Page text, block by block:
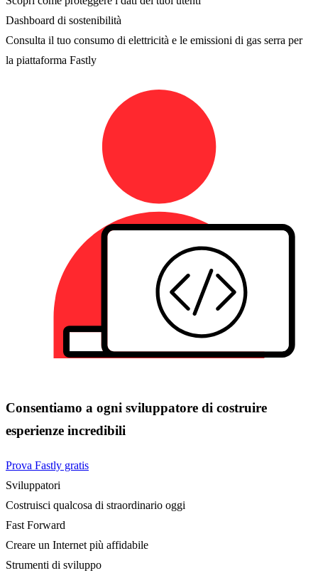
Dashboard di sostenibilità
Consulta il tuo consumo di elettricità e le emissioni di gas serra per
la piattaforma Fastly
Consentiamo a ogni sviluppatore di costruire
esperienze incredibili
Prova Fastly gratis
Sviluppatori
Costruisci qualcosa di straordinario oggi
Fast Forward
Creare un Internet più affidabile
Strumenti di sviluppo